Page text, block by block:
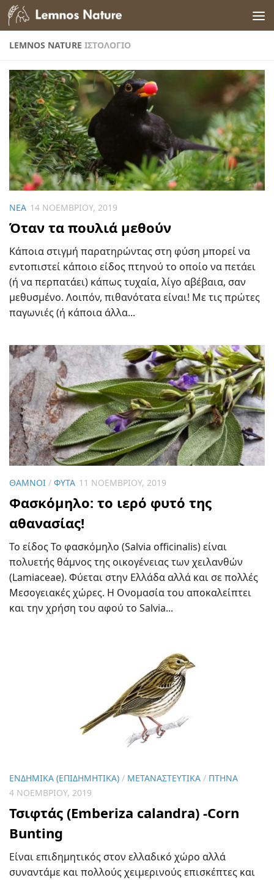
Skip to content
LEMNOS NATURE ΙΣΤΟΛΌΓΙΟ
ΝΈΑ 14 ΝΟΕΜΒΡΊΟΥ, 2019
Όταν τα πουλιά μεθούν
Κάποια στιγμή παρατηρώντας στη φύση μπορεί να
εντοπιστεί κάποιο είδος πτηνού το οποίο να πετάει
(ή να περπατάει) κάπως τυχαία, λίγο αβέβαια, σαν
μεθυσμένο. Λοιπόν, πιθανότατα είναι! Με τις πρώτες
παγωνιές (ή κάποια άλλα...
ΘΆΜΝΟΙ / ΦΥΤΆ 11 ΝΟΕΜΒΡΊΟΥ, 2019
Φασκόμηλο: το ιερό φυτό της
αθανασίας!
Το είδος Το φασκόμηλο (Salvia officinalis) είναι
πολυετής θάμνος της οικογένειας των χειλανθών
(Lamiaceae). Φύεται στην Ελλάδα αλλά και σε πολλές
Μεσογειακές χώρες. Η Ονομασία του αποκαλείπτει
και την χρήση του αφού το Salvia...
ΕΝΔΗΜΙΚΆ (ΕΠΙΔΗΜΗΤΙΚΆ) / ΜΕΤΑΝΑΣΤΕΥΤΙΚΆ / ΠΤΗΝΆ
4 ΝΟΕΜΒΡΊΟΥ, 2019
Τσιφτάς (Emberiza calandra) -Corn
Bunting
Είναι επιδημητικός στον ελλαδικό χώρο αλλά
συναντάμε και πολλούς χειμερινούς επισκέπτες και